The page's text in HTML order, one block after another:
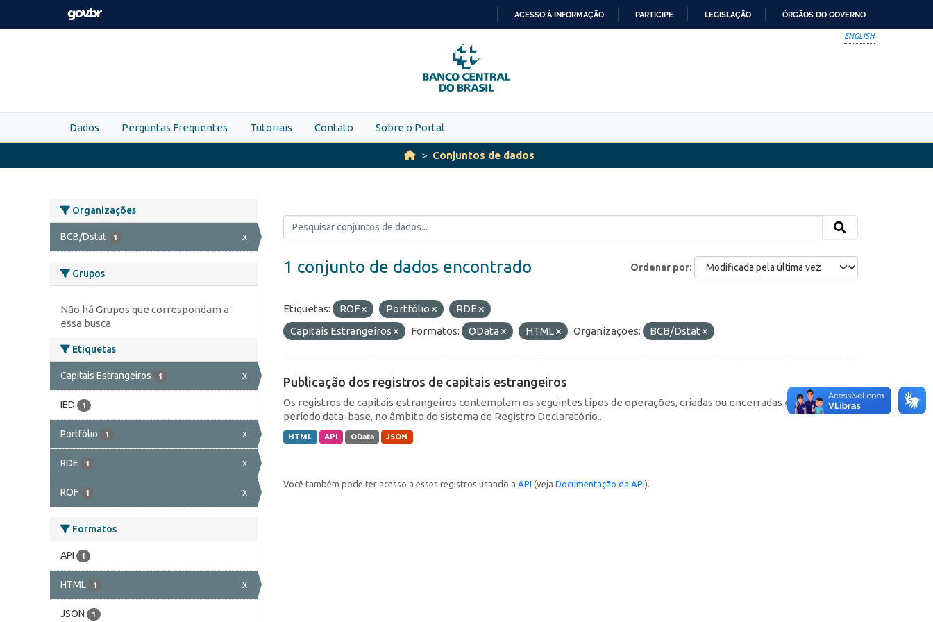
Skip to main content
PARA
O
CONTEÚDO
ACESSO À INFORMAÇÃO PARTICIPE LEGISLAÇÃO ÓRGÃOS DO GOVERNO
ENGLISH
Dados Perguntas Frequentes Tutoriais Contato Sobre o Portal
Conjuntos de dados
Organizações
BCB/Dstat 1 x
Grupos
Não há Grupos que correspondam a
essa busca
Etiquetas
Capitais Estrangeiros 1 x
IED 1
Portfólio 1 x
RDE 1 x
ROF 1 x
Formatos
API 1
HTML 1 x
JSON 1
Ordenar por
1 conjunto de dados encontrado
Etiquetas: ROF Portfólio
RDE
Capitais Estrangeiros
Formatos: OData HTML Organizações: BCB/Dstat
Publicação dos registros de capitais estrangeiros
Os registros de capitais estrangeiros contemplam os seguintes tipos de operações, criadas ou encerradas em cada
período data-base, no âmbito do sistema de Registro Declaratório...
HTML API OData JSON
Você também pode ter acesso a esses registros usando a API (veja Documentação da API).